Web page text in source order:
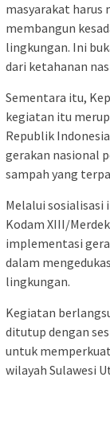
masyarakat harus
membangun
lingkungan. Ini
dari ketahanan
Sementara itu,
kegiatan itu
Republik
gerakan nasional
sampah yang
Melalui sosialisasi
Kodam XIII/
implementasi
dalam
lingkungan.
Kegiatan
ditutup dengan
untuk
wilayah Sulawesi